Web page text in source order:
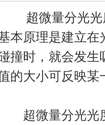
超微量分光
本原理是建立在
撞时，就会发生
的大小可反映某
超微量分光光度